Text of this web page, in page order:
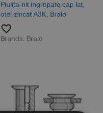
Piulita-nit ingropate cap lat,
otel zincat A3K, Bralo
favorite_border
Brands: Bralo